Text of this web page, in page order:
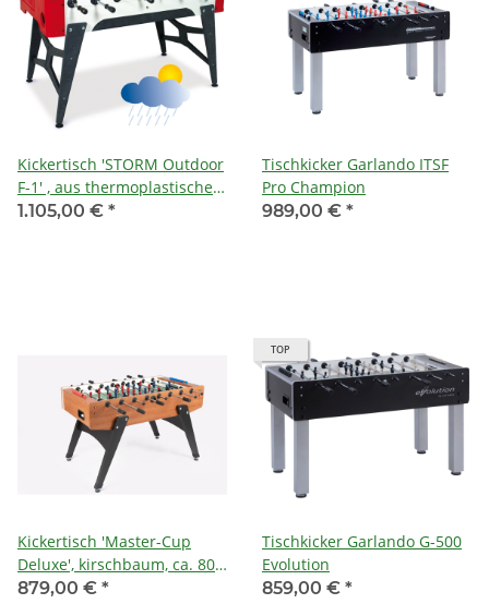
Kickertisch 'STORM Outdoor
F-1' , aus thermoplastischem
Kunstharz & Fiberglas /
1.105,00 € *
Tischkicker Garlando ITSF
Pro Champion
989,00 € *
Kickertisch 'Master-Cup
Deluxe', kirschbaum, ca. 80
kg, Kugellager, 16 mm
879,00 € *
TOP
Tischkicker Garlando G-500
Evolution
859,00 € *